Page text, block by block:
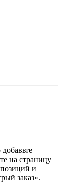
на страницу
и
заказ».